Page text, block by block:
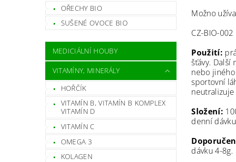
OŘECHY BIO
SUŠENÉ OVOCE BIO
MEDICIÁLNÍ HOUBY
VITAMÍNY, MINERÁLY
HOŘČÍK
VITAMÍN B, VITAMÍN B KOMPLEX
VITAMÍN D
VITAMÍN C
OMEGA 3
KOLAGEN
Možno
CZ-BIO-002
Použití:
šťávy. Další
nebo
sportovní
neutralizuje
Složení:
denní
dávku 4-8g.